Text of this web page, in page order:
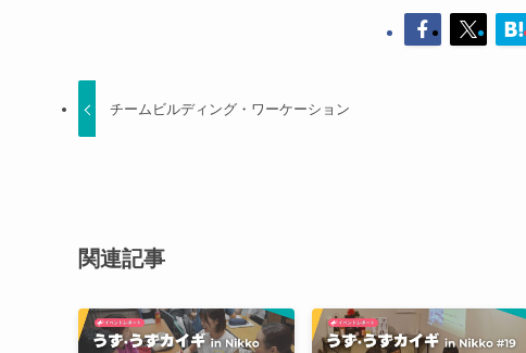
チームビルディング・ワーケーション
関連記事